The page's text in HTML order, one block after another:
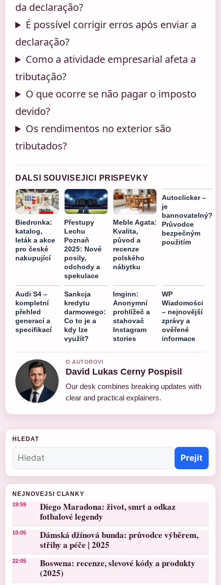
da declaração?
É possível corrigir erros após enviar a
declaração?
Como a atividade empresarial afeta a
tributação?
O que ocorre se não pagar o imposto
devido?
Os rendimentos no exterior são
tributados?
DALSI SOUVISEJICI PRISPEVKY
Biedronka:
katalog,
leták a akce
pro české
nakupující
Přestupy
Lechu
Poznaň
2025: Nové
posily,
odchody a
spekulace
Meble Agata:
Kvalita,
původ a
recenze
polského
nábytku
Autoclicker –
je
bannovatelný?
Průvodce
bezpečným
použitím
Audi S4 –
kompletní
přehled
generací a
specifikací
Sankcja
kredytu
darmowego:
Co to je a
kdy lze
využít?
Imginn:
Anonymní
prohlížeč a
stahovač
Instagram
stories
WP
Wiadomości
– nejnovější
zprávy a
ověřené
informace
O AUTOROVI
David Lukas Cerny Pospisil
Our desk combines breaking updates with
clear and practical explainers.
HLEDAT
Prejit
NEJNOVEJSI CLANKY
19:59
Diego Maradona: život, smrt a odkaz
fotbalové legendy
10:05
Dámská džínová bunda: průvodce výběrem,
střihy a péče | 2025
22:05
Boswena: recenze, slevové kódy a produkty
(2025)